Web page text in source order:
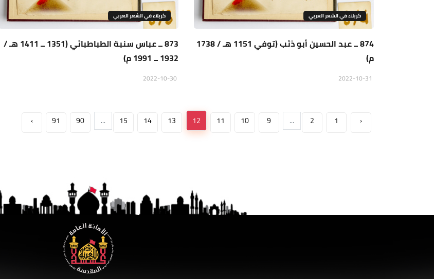
كربلاء في الشعر العربي
874 ــ عبد الحسين أبو ذئب (توفي 1151 هـ / 1738
م)
كربلاء في الشعر العربي
873 ــ عباس سنبة الطباطبائي (1351 ــ 1411 هـ /
1932 ــ 1991 م)
‹
1
2
...
9
10
11
12
13
14
15
...
90
91
›